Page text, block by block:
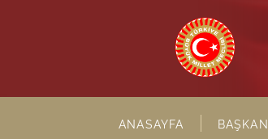
ANASAYFA BAŞKAN